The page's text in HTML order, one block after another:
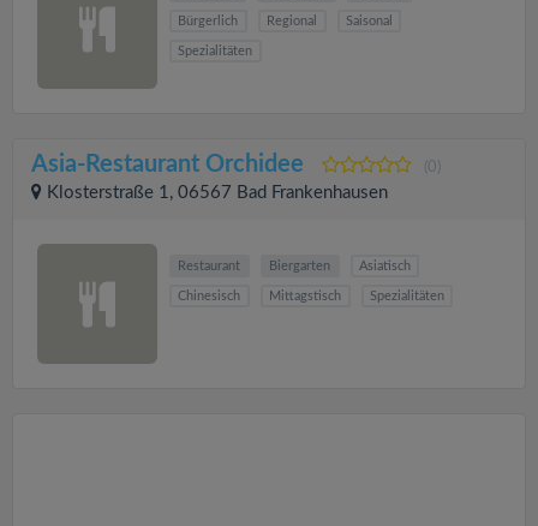
Bürgerlich Regional Saisonal
Spezialitäten
Asia-Restaurant Orchidee (0)
Klosterstraße 1, 06567 Bad Frankenhausen
Restaurant Biergarten Asiatisch
Chinesisch Mittagstisch Spezialitäten